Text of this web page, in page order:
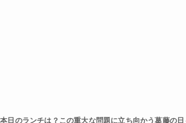
本日のランチは？この重大な問題に立ち向かう葛藤の日